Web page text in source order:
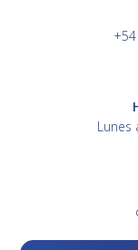
Lunes